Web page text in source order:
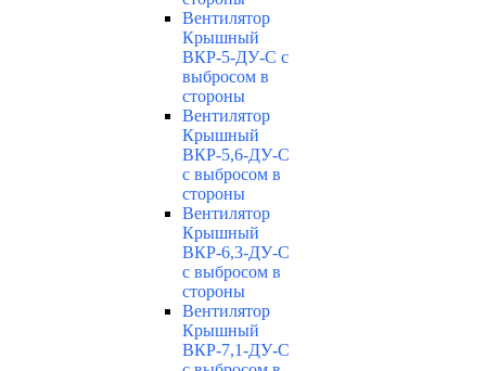
Вентилятор
Крышный
ВКР-5-ДУ-С с
выбросом в
стороны
Вентилятор
Крышный
ВКР-5,6-ДУ-С
с выбросом в
стороны
Вентилятор
Крышный
ВКР-6,3-ДУ-С
с выбросом в
стороны
Вентилятор
Крышный
ВКР-7,1-ДУ-С